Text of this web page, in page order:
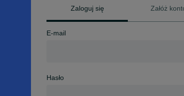
Zaloguj się Załóż
E-mail
Hasło